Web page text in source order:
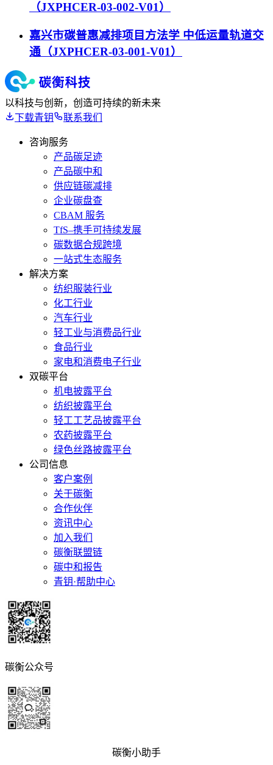
（JXPHCER-03-002-V01）
嘉兴市碳普惠减排项目方法学 中低运量轨道交
通（JXPHCER-03-001-V01）
以科技与创新，创造可持续的新未来
下载青钥
联系我们
咨询服务
产品碳足迹
产品碳中和
供应链碳减排
企业碳盘查
CBAM 服务
TfS–携手可持续发展
碳数据合规跨境
一站式生态服务
解决方案
纺织服装行业
化工行业
汽车行业
轻工业与消费品行业
食品行业
家电和消费电子行业
双碳平台
机电披露平台
纺织披露平台
轻工工艺品披露平台
农药披露平台
绿色丝路披露平台
公司信息
客户案例
关于碳衡
合作伙伴
资讯中心
加入我们
碳衡联盟链
碳中和报告
青钥·帮助中心
碳衡公众号
碳衡小助手